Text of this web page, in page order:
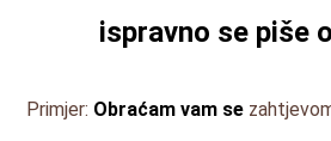
ispravno se piše
Primjer: Obraćam vam se